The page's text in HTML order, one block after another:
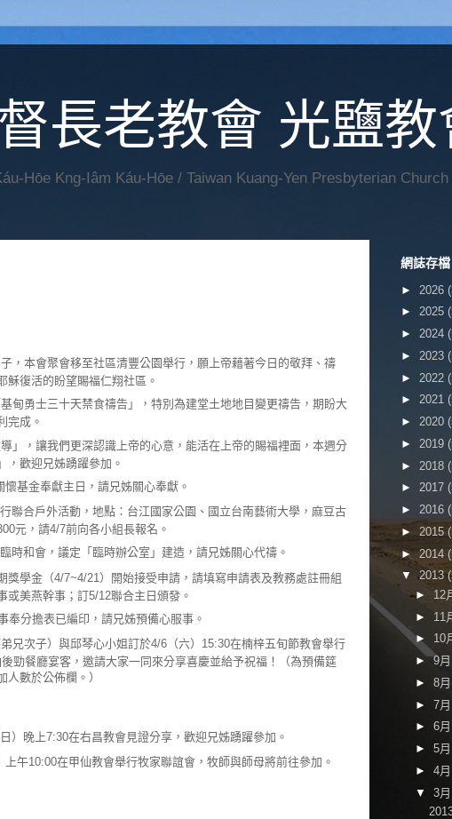
長老教會 光鹽教
Hōe Kng-Iâm Káu-Hōe / Taiwan Kuang-Yen Presbyterian Church
，本會聚會移至社區清豐公園舉行，願上帝藉著今日的敬拜、禱
穌復活的盼望賜福仁翔社區。
甸勇士三十天禁食禱告」，特別為建堂土地地目變更禱告，期盼大
完成。
」，讓我們更深認識上帝的心意，能活在上帝的賜福裡面，本週分
，歡迎兄姊踴躍參加。
懷基金奉獻主日，請兄姊關心奉獻。
聯合戶外活動，地點：台江國家公園、國立台南藝術大學，麻豆古
元，請4/7前向各小組長報名。
時和會，議定「臨時辦公室」建造，請兄姊關心代禱。
獎學金（4/7~4/21）開始接受申請，請填寫申請表及教務處註冊組
或美燕幹事；訂5/12聯合主日頒發。
奉分擔表已編印，請兄姊預備心服事。
兄次子）與邱琴心小姐訂於4/6（六）15:30在楠梓五旬節教會舉行
勁餐廳宴客，邀請大家一同來分享喜慶並給予祝福！（為預備筵
人數於公佈欄。）
）晚上7:30在右昌教會見證分享，歡迎兄姊踴躍參加。
上午10:00在甲仙教會舉行牧家聯誼會，牧師與師母將前往參加。
網誌存檔
► 2026
► 2025
► 2024
► 2023
► 2022
► 2021
► 2020
► 2019
► 2018
► 2017
► 2016
► 2015
► 2014
▼2013
► 12
► 11
► 10
►9月
► 8月
► 7月
► 6月
► 5月
► 4月
▼ 3月